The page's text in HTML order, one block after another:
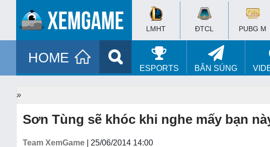
LMHT ĐTCL PUBG M
HOME
ESPORTS BẮN SÚNG
»
Sơn Tùng sẽ khóc khi nghe mấy bạn
Team XemGame | 25/06/2014 14:00